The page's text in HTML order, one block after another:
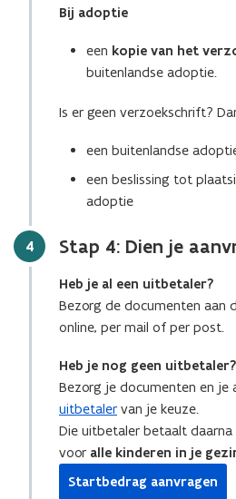
Bij adoptie
een kopie van het
buitenlandse adoptie.
Is er geen verzoekschrift?
een buitenlandse
een beslissing tot
adoptie
Stap
4 Stap 4: Dien je
Heb je al een uitbetaler?
Bezorg de documenten aan
online, per mail of per post.
Heb je nog geen uitbetaler?
Bezorg je documenten en je
uitbetaler van je keuze.
Die uitbetaler betaalt
voor alle kinderen in je
Startbedrag aanvragen